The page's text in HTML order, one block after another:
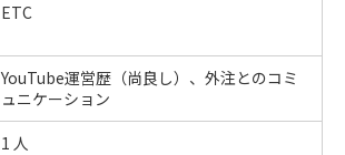
ETC
YouTube運営歴（尚良し）、外注とのコミ
ュニケーション
1 人